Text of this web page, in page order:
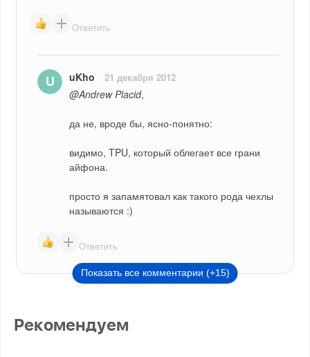
Ответить
uKho 21 декабря 2012
@Andrew Placid,
да не, вроде бы, ясно-понятно:
видимо, TPU, который облегает все грани
айфона.
просто я запамятовал как такого рода чехлы
называются :)
Ответить
Показать все комментарии (+15)
Рекомендуем